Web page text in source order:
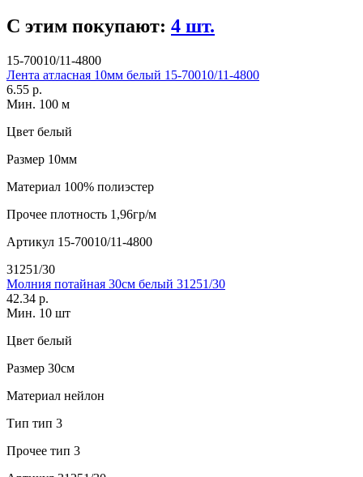
С этим покупают: 4 шт.
15-70010/11-4800
Лента атласная 10мм белый 15-70010/11-4800
6.55 р.
Мин. 100 м
Цвет белый
Размер 10мм
Материал 100% полиэстер
Прочее плотность 1,96гр/м
Артикул 15-70010/11-4800
31251/30
Молния потайная 30см белый 31251/30
42.34 р.
Мин. 10 шт
Цвет белый
Размер 30см
Материал нейлон
Тип тип 3
Прочее тип 3